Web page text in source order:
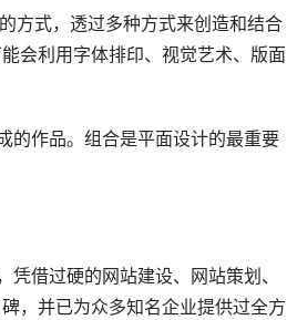
方式，透过多种方式来创造和结合
会利用字体排印、视觉艺术、版面
的作品。组合是平面设计的最重要
借过硬的网站建设、网站策划、
，并已为众多知名企业提供过全方